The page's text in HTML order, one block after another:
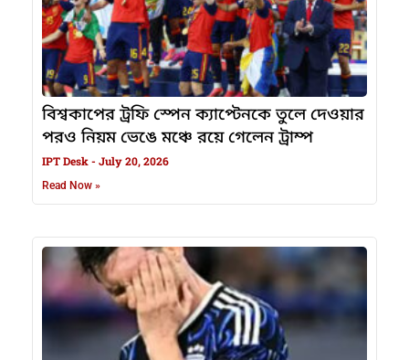
বিশ্বকাপের ট্রফি স্পেন ক্যাপ্টেনকে তুলে দেওয়ার
পরও নিয়ম ভেঙে মঞ্চে রয়ে গেলেন ট্রাম্প
IPT Desk July 20, 2026
Read Now »